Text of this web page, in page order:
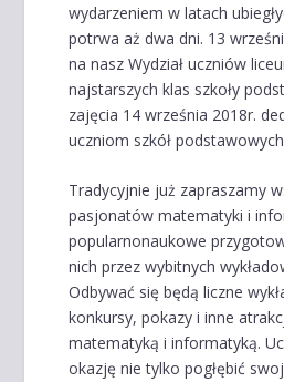
wydarzeniem w latach
potrwa aż dwa dni. 13
na nasz Wydział uczniów
najstarszych klas szkoły
zajęcia 14 września 2018r.
uczniom szkół
Tradycyjnie już zapraszamy
pasjonatów matematyki i
popularnonaukowe
nich przez wybitnych
Odbywać się będą liczne
konkursy, pokazy i inne
matematyką i informatyką.
okazję nie tylko pogłębić